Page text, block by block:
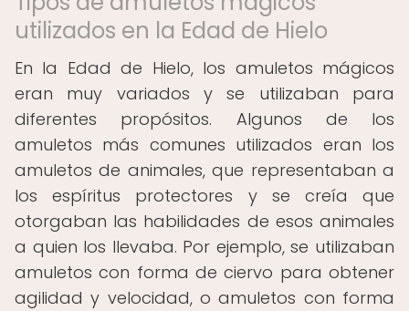
utilizados en la Edad de Hielo
En la Edad de Hielo, los amuletos mágicos
eran muy variados y se utilizaban para
diferentes propósitos. Algunos de los
amuletos más comunes utilizados eran los
amuletos de animales, que representaban a
los espíritus protectores y se creía que
otorgaban las habilidades de esos animales
a quien los llevaba. Por ejemplo, se utilizaban
amuletos con forma de ciervo para obtener
agilidad y velocidad, o amuletos con forma